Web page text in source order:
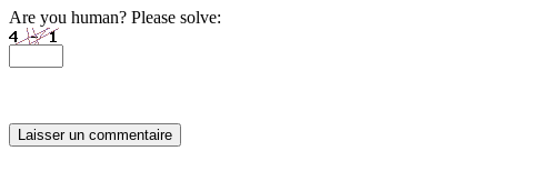
Are you human? Please solve: